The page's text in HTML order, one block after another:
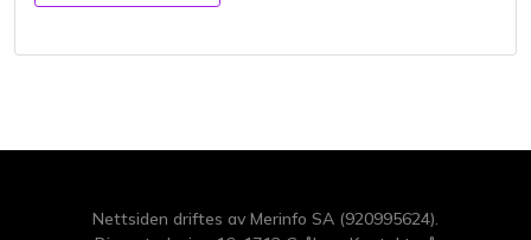
Nettsiden driftes av Merinfo SA (920995624).